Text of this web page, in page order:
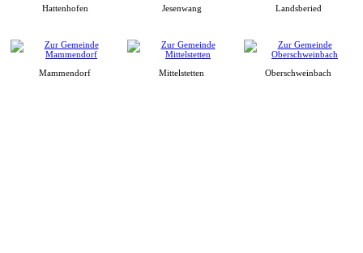
Hattenhofen Jesenwang Landsberied
Mammendorf Mittelstetten Oberschweinbach